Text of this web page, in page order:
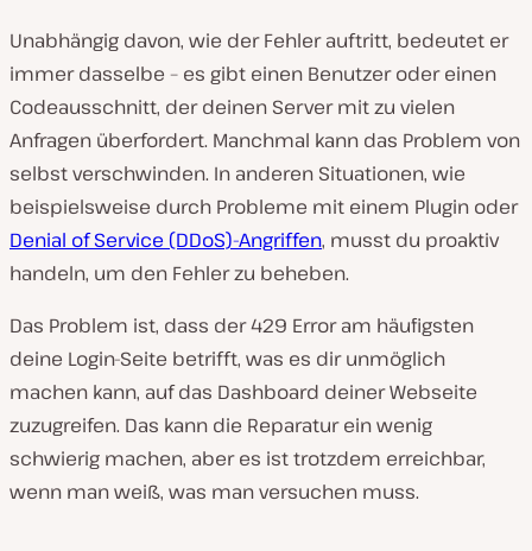
Unabhängig davon, wie der Fehler auftritt, bedeutet er
immer dasselbe – es gibt einen Benutzer oder einen
Codeausschnitt, der deinen Server mit zu vielen
Anfragen überfordert. Manchmal kann das Problem von
selbst verschwinden. In anderen Situationen, wie
beispielsweise durch Probleme mit einem Plugin oder
Denial of Service (DDoS)-Angriffen, musst du proaktiv
handeln, um den Fehler zu beheben.
Das Problem ist, dass der 429 Error am häufigsten
deine Login-Seite betrifft, was es dir unmöglich
machen kann, auf das Dashboard deiner Webseite
zuzugreifen. Das kann die Reparatur ein wenig
schwierig machen, aber es ist trotzdem erreichbar,
wenn man weiß, was man versuchen muss.